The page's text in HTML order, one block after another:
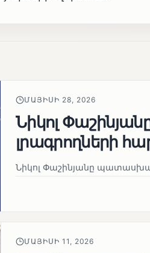
ՄԱՅԻՍԻ 28, 2026
Նիկոլ
լրագրողների
Նիկոլ Փաշինյանը
ՄԱՅԻՍԻ 11, 2026